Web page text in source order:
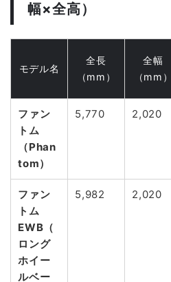
幅×全高）
モデル名
全長
（mm）
全幅
（mm）
ファン
トム
（Phan
tom）
5,770 2,020
ファン
トム
EWB（
ロング
ホイー
ルベー
5,982 2,020